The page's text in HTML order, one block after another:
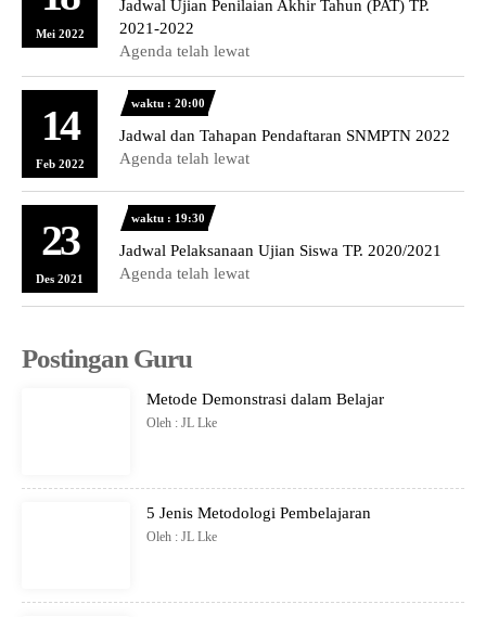
Mei 2022
Jadwal Ujian Penilaian Akhir Tahun (PAT) TP.
2021-2022
Agenda telah lewat
14
Feb 2022
waktu : 20:00
Jadwal dan Tahapan Pendaftaran SNMPTN 2022
Agenda telah lewat
23
Des 2021
waktu : 19:30
Jadwal Pelaksanaan Ujian Siswa TP. 2020/2021
Agenda telah lewat
Postingan Guru
Metode Demonstrasi dalam Belajar
Oleh : JL Lke
5 Jenis Metodologi Pembelajaran
Oleh : JL Lke